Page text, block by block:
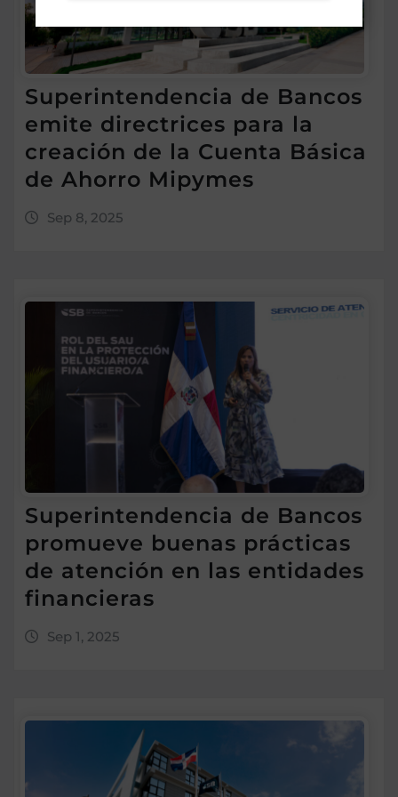
Superintendencia de Bancos
emite directrices para la
creación de la Cuenta Básica
de Ahorro Mipymes
Sep 8, 2025
Superintendencia de Bancos
promueve buenas prácticas
de atención en las entidades
financieras
Sep 1, 2025